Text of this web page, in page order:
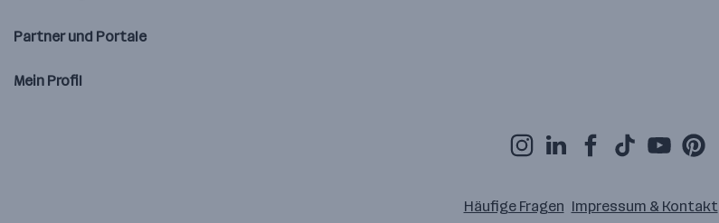
Partner und Portale
Mein Profil
Häufige Fragen Impressum & Kontakt